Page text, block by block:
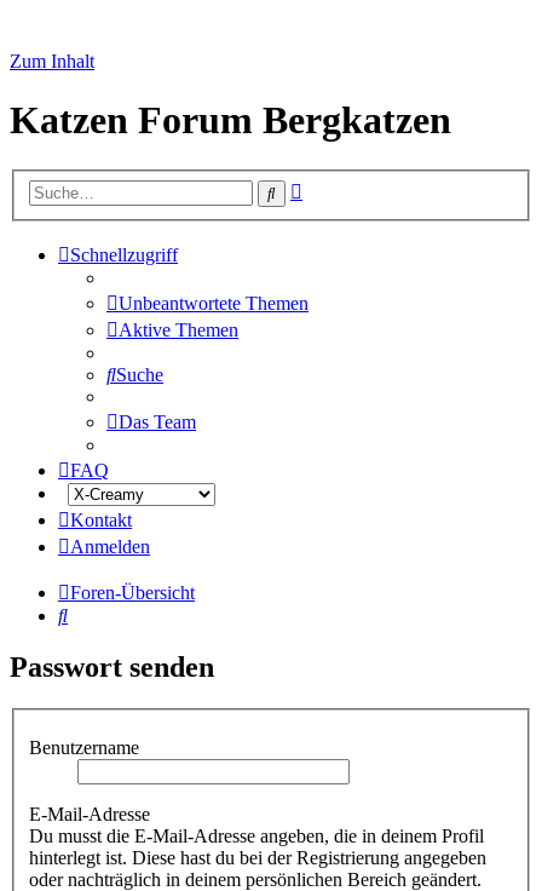
Zum Inhalt
Katzen Forum Bergkatzen
Suche
Schnellzugriff
Unbeantwortete Themen
Aktive Themen
Suche
Das Team
FAQ
Kontakt
Anmelden
Foren-Übersicht
Suche
Passwort senden
Benutzername
E-Mail-Adresse
Du musst die E-Mail-Adresse angeben, die in deinem Profil
hinterlegt ist. Diese hast du bei der Registrierung angegeben
oder nachträglich in deinem persönlichen Bereich geändert.